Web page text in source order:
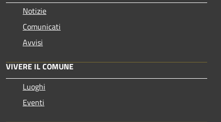
Notizie
Comunicati
Avvisi
VIVERE IL COMUNE
Luoghi
Eventi